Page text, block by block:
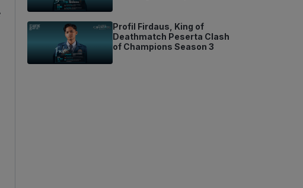
Profil Firdaus, King of
Deathmatch Peserta Clash
of Champions Season 3